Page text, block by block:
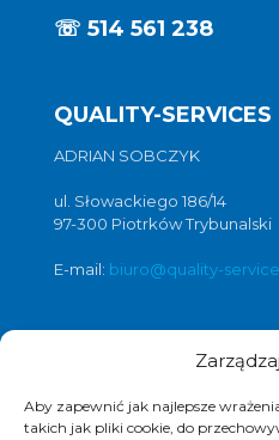
Aby zapewnić jak najlepsze
takich jak pliki cookie, do
☏ 514 561 238
QUALITY-SERVICES
ADRIAN SOBCZYK
ul. Słowackiego 186/14
97-300 Piotrków Trybunalski
E-mail: biuro@quality-
Oferta usług
czyszczenie posadzek